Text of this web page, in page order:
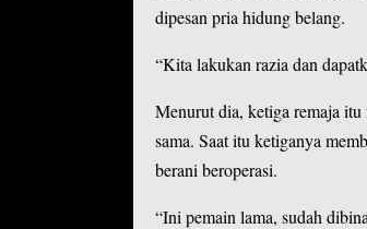
dipesan pria hidung belang.
“Kita lakukan razia dan
Menurut dia, ketiga remaja itu
sama. Saat itu ketiganya
berani beroperasi.
“Ini pemain lama, sudah